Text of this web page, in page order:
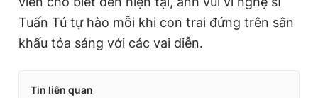
Tuấn Tú tự hào mỗi khi con trai đứng trên sân
khấu tỏa sáng với các vai diễn.
Tin liên quan